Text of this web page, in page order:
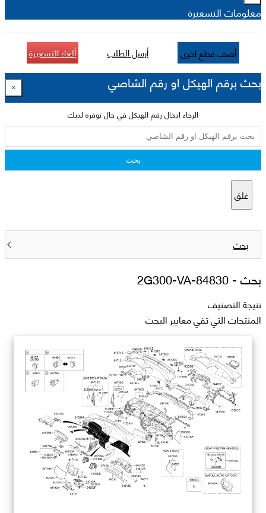
معلومات التسعيرة
أضف قطع اخرى أرسل الطلب ألغاء التسعيرة
بحث برقم الهيكل او رقم الشاصي ×
الرجاء ادخال رقم الهيكل في حال توفره لديك
بحث
غلق
بحث
بحث -84830-2G300-VA
نتيجة التصنيف
المنتجات التي تفي معايير البحث